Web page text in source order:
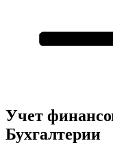
Учет
Бухгалтерии